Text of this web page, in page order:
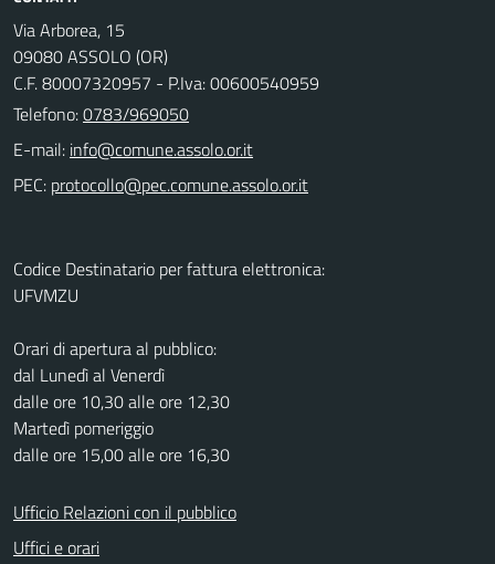
Via Arborea, 15
09080 ASSOLO (OR)
C.F. 80007320957 - P.Iva: 00600540959
Telefono:0783/969050
E-mail:
PEC:
Codice Destinatario per fattura elettronica:
UFVMZU
Orari di apertura al pubblico:
dal Lunedì al Venerdì
dalle ore 10,30 alle ore 12,30
Martedì pomeriggio
dalle ore 15,00 alle ore 16,30
Ufficio Relazioni con il pubblico
Uffici e orari